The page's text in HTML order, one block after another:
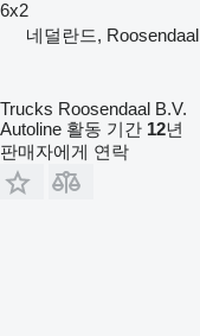
6x2
네덜란드, Roosendaal
Trucks Roosendaal B.V.
Autoline 활동 기간 12년
판매자에게 연락